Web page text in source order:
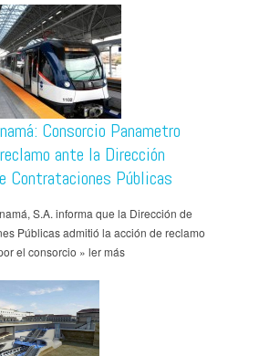
Consorcio Panametro
ante la Dirección
Contrataciones Públicas
S.A. informa que la Dirección de
Públicas admitió la acción de reclamo
el consorcio » ler más